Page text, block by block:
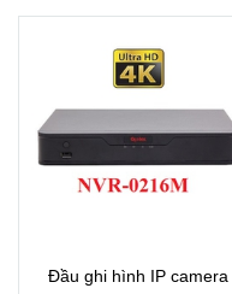
Đầu ghi hình IP camera